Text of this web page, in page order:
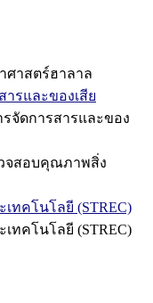
ศาสตร์ฮาลาล
รและของเสีย
จัดการสารและของ
จสอบคุณภาพสิ่ง
ทคโนโลยี (STREC)
ทคโนโลยี (STREC)